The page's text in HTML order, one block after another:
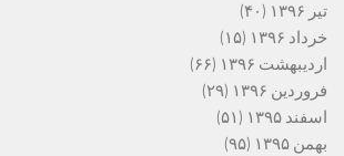
تیر ۱۳۹۶
(۴۰)
خرداد ۱۳۹۶
(۱۵)
اردیبهشت ۱۳۹۶
(۶۶)
فروردین ۱۳۹۶
(۲۹)
اسفند ۱۳۹۵
(۵۱)
بهمن ۱۳۹۵
(۹۵)